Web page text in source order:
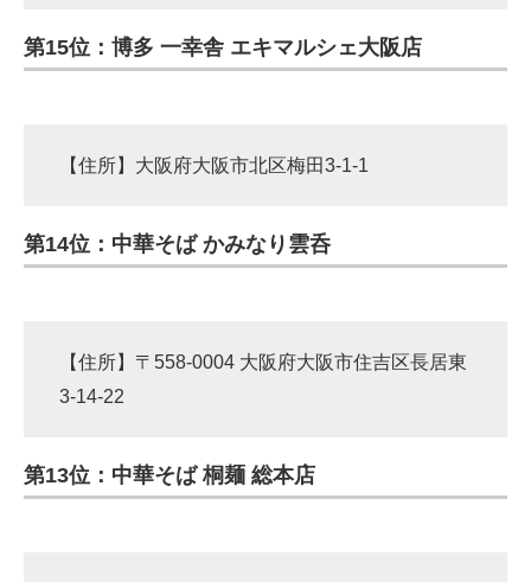
第15位：博多 一幸舎 エキマルシェ大阪店
【住所】大阪府大阪市北区梅田3-1-1
第14位：中華そば かみなり雲呑
【住所】〒558-0004 大阪府大阪市住吉区長居東
3-14-22
第13位：中華そば 桐麺 総本店